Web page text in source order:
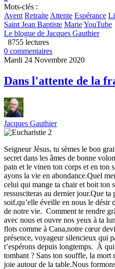
Mots-clés :
Avent Retraite Attente Espérance
Saint Jean Baptiste MarieYouTube
Le blogue de Jacques Gauthier
8755 lectures
0 commentaires
Mardi 24 Novembre 2020
Dans l'attente de la
Jacques Gauthier
Seigneur Jésus, tu sèmes le bon
secret dans les âmes de bonne
pain et le vinen ton corps et en ton
ayons la vie en abondance.Quel
celui qui mange ta chair et boit ton
ressusciteras au dernier jour.Que
soif,qu’elle éveille en nous le désir
de notre vie. Comment te rendre
avec nous et ouvre nos yeux à ta
flots comme à Cana,notre cœur
présence, voyageur silencieux qui
t’espérons depuis longtemps. À
tombant ? Sans ton souffle, la mort
joie autour de la table.Nous